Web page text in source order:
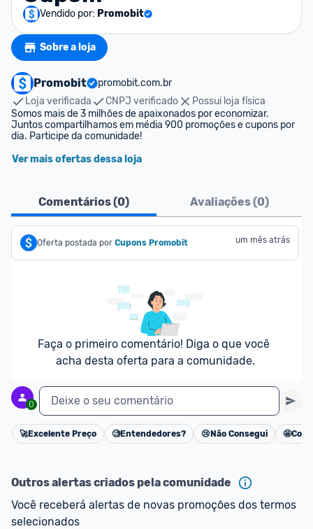
Vendido por: Promobit
Sobre a loja
Promobit
promobit.com.br
Loja verificada
CNPJ verificado
Possui loja física
Somos mais de 3 milhões de apaixonados por economizar.
Juntos compartilhamos em média 900 promoções e cupons por
dia. Participe da comunidade!
Ver mais ofertas dessa loja
Comentários (0) Avaliações (0)
Oferta postada por Cupons Promobit um mês atrás
Faça o primeiro comentário! Diga o que você
acha desta oferta para a comunidade.
0 Deixe o seu comentário
Cancelar
🚀Excelente Preço 🧐Entendedores? 😢 Não Consegui 🤩
Outros alertas criados pela comunidade
Você receberá alertas de novas promoções dos termos
selecionados